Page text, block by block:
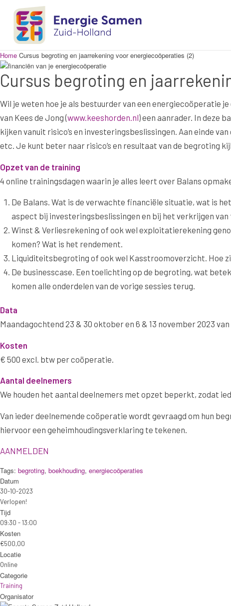
Home Cursus begroting en jaarrekening voor energiecoöperaties (2)
Cursus begroting en
Wil je weten hoe je als bestuurder van een energiecoöperatie
van Kees de Jong (www.keeshorden.nl) een aanrader. In deze
kijken vanuit risico’s en investeringsbeslissingen. Aan einde
etc. Je kunt beter naar risico’s en resultaat van de begroting
Opzet van de training
4 online trainingsdagen waarin je alles leert over Balans
De Balans. Wat is de verwachte financiële situatie, wat is
aspect bij investeringsbeslissingen en bij het verkrijgen
Winst & Verliesrekening of ook wel exploitatierekening
komen? Wat is het rendement.
Liquiditeitsbegroting of ook wel Kasstroomoverzicht. Hoe
De businesscase. Een toelichting op de begroting, wat
komen alle onderdelen van de vorige sessies terug.
Data
Maandagochtend 23 & 30 oktober en 6 & 13 november 2023
Kosten
€ 500 excl. btw per coöperatie.
Aantal deelnemers
We houden het aantal deelnemers met opzet beperkt, zodat
Van ieder deelnemende coöperatie wordt gevraagd om hun
hiervoor een geheimhoudingsverklaring te tekenen.
AANMELDEN
Tags: begroting, boekhouding, energiecoöperaties
Datum
30-10-2023
Verlopen!
Tijd
09:30 - 13:00
Kosten
€500,00
Locatie
Online
Categorie
Training
Organisator